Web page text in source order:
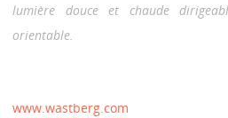
lumière douce et chaude
orientable.
www.wastberg.com